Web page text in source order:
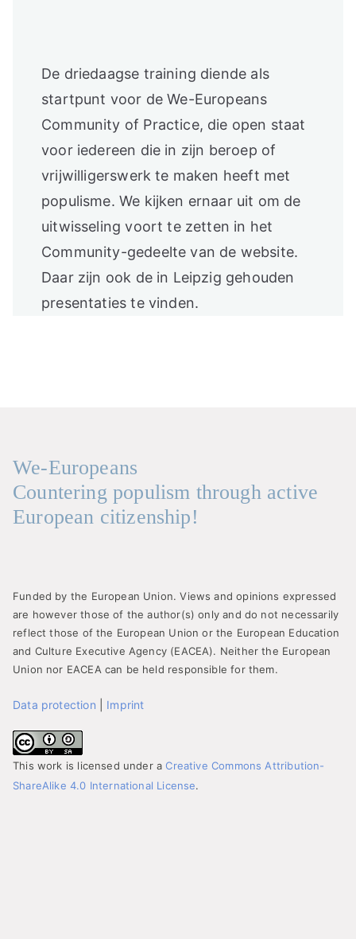
De driedaagse training diende als
startpunt voor de We-Europeans
Community of Practice, die open staat
voor iedereen die in zijn beroep of
vrijwilligerswerk te maken heeft met
populisme. We kijken ernaar uit om de
uitwisseling voort te zetten in het
Community-gedeelte van de website.
Daar zijn ook de in Leipzig gehouden
presentaties te vinden.
We-Europeans
Countering populism through active
European citizenship!
Funded by the European Union. Views and opinions expressed
are however those of the author(s) only and do not necessarily
reflect those of the European Union or the European Education
and Culture Executive Agency (EACEA). Neither the European
Union nor EACEA can be held responsible for them.
Data protection Imprint
This work is licensed under aCreative Commons Attribution-
ShareAlike 4.0 International License.